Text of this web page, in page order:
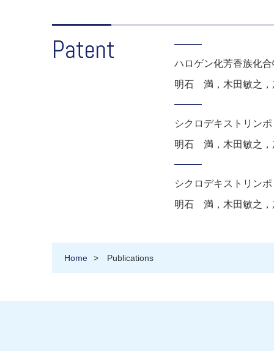
Patent
ハロゲン化芳香族化
明石 満，木田敏之，
シクロデキストリン
明石 満，木田敏之，
シクロデキストリン
明石 満，木田敏之，
Home Publications